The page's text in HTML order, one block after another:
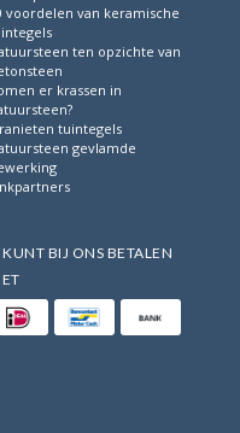
voordelen van keramische
ten opzichte van
er krassen in
tuintegels
gevlamde
BIJ ONS BETALEN